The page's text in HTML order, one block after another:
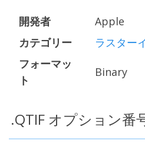
開発者
Apple
カテゴリー
ラスター
フォーマッ
ト
Binary
.QTIF オプション番